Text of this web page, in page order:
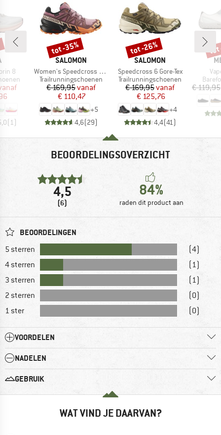
8
prijs
(1)
MERK
SALOMON
Artikel
Women's Speedcross 6 Gore-Tex
Productgroep
Trailrunningschoenen
Prijs
€ 169,95Verlaagde prijs
vanaf
€ 110,47
+5
4,6(29)
Korting
tot -35%
MERK
SALOMON
Artikel
Speedcross 6 Gore-Tex
Productgroep
Trailrunningschoenen
Prijs
€ 169,95Verlaagde prijs
vanaf
€ 125,76
+4
4,4(41)
Korting
tot -26%
€ 119,95
BEOORDELINGSOVERZICHT
4,5
(6)
84%
raden dit product aan
BEOORDELINGEN
5 sterren
(4)
4 sterren
(1)
3 sterren
(1)
2 sterren
(0)
1 ster
(0)
VOORDELEN
NADELEN
GEBRUIK
WAT VIND JE DAARVAN?